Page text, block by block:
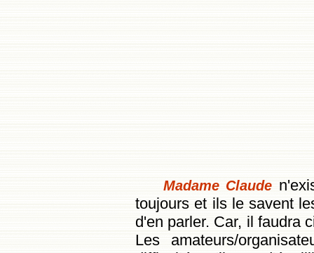
Madame Claude
toujours et ils le savent
d'en parler. Car, il faudra
Les amateurs/